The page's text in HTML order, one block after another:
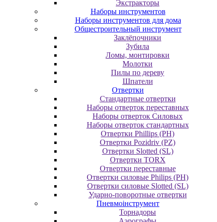
Экcтpaктopы
Наборы инструментов
Наборы инструментов для дома
Общестроительный инструмент
Заклёпочники
Зубила
Ломы, монтировки
Молотки
Пилы по дереву
Шпатели
Отвертки
Cтандартные отвертки
Наборы отверток переставных
Наборы отверток Силовых
Наборы отверток стандартных
Отвертки Phillips (PH)
Отвертки Pozidriv (PZ)
Отвертки Slotted (SL)
Отвертки TORX
Отвертки переставные
Отвертки силовые Philips (PH)
Отвертки силовые Slotted (SL)
Ударно-поворотные отвертки
Пневмоінструмент
Topнaдopы